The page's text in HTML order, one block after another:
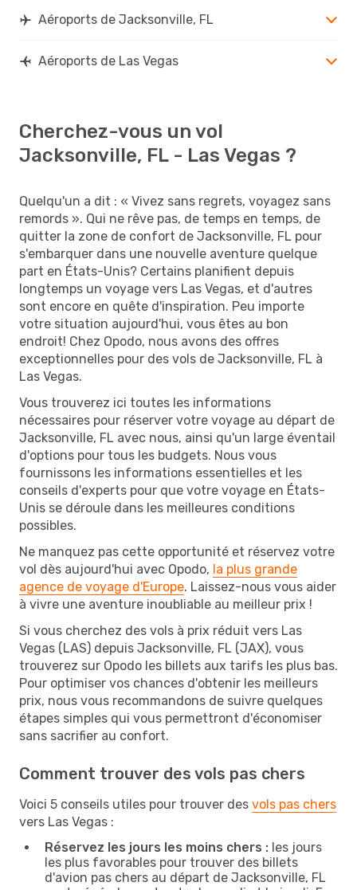
Aéroports de Jacksonville, FL
Aéroports de Las Vegas
Cherchez-vous un vol
Jacksonville, FL - Las Vegas ?
Quelqu'un a dit : « Vivez sans regrets, voyagez sans
remords ». Qui ne rêve pas, de temps en temps, de
quitter la zone de confort de Jacksonville, FL pour
s'embarquer dans une nouvelle aventure quelque
part en États-Unis? Certains planifient depuis
longtemps un voyage vers Las Vegas, et d'autres
sont encore en quête d'inspiration. Peu importe
votre situation aujourd'hui, vous êtes au bon
endroit! Chez Opodo, nous avons des offres
exceptionnelles pour des vols de Jacksonville, FL à
Las Vegas.
Vous trouverez ici toutes les informations
nécessaires pour réserver votre voyage au départ de
Jacksonville, FL avec nous, ainsi qu'un large éventail
d'options pour tous les budgets. Nous vous
fournissons les informations essentielles et les
conseils d'experts pour que votre voyage en États-
Unis se déroule dans les meilleures conditions
possibles.
Ne manquez pas cette opportunité et réservez votre
vol dès aujourd'hui avec Opodo, la plus grande
agence de voyage d'Europe. Laissez-nous vous aider
à vivre une aventure inoubliable au meilleur prix !
Si vous cherchez des vols à prix réduit vers Las
Vegas (LAS) depuis Jacksonville, FL (JAX), vous
trouverez sur Opodo les billets aux tarifs les plus bas.
Pour optimiser vos chances d'obtenir les meilleurs
prix, nous vous recommandons de suivre quelques
étapes simples qui vous permettront d'économiser
sans sacrifier au confort.
Comment trouver des vols pas chers
Voici 5 conseils utiles pour trouver des vols pas chers
vers Las Vegas :
Réservez les jours les moins chers : les jours
les plus favorables pour trouver des billets
d'avion pas chers au départ de Jacksonville, FL